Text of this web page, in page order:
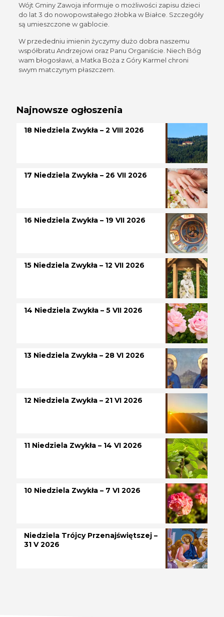
Wójt Gminy Zawoja informuje o możliwości zapisu dzieci
do lat 3 do nowopowstałego żłobka w Białce. Szczegóły
są umieszczone w gablocie.
W przededniu imienin życzymy dużo dobra naszemu
współbratu Andrzejowi oraz Panu Organiście. Niech Bóg
wam błogosławi, a Matka Boża z Góry Karmel chroni
swym matczynym płaszczem.
Najnowsze ogłoszenia
18 Niedziela Zwykła – 2 VIII 2026
17 Niedziela Zwykła – 26 VII 2026
16 Niedziela Zwykła – 19 VII 2026
15 Niedziela Zwykła – 12 VII 2026
14 Niedziela Zwykła – 5 VII 2026
13 Niedziela Zwykła – 28 VI 2026
12 Niedziela Zwykła – 21 VI 2026
11 Niedziela Zwykła – 14 VI 2026
10 Niedziela Zwykła – 7 VI 2026
Niedziela Trójcy Przenajświętszej –
31 V 2026